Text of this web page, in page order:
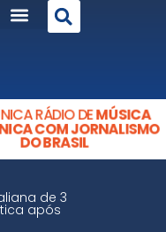
RÁDIO DEMÚSICA
COM JORNALISMO
DO BRASIL
de 3
após